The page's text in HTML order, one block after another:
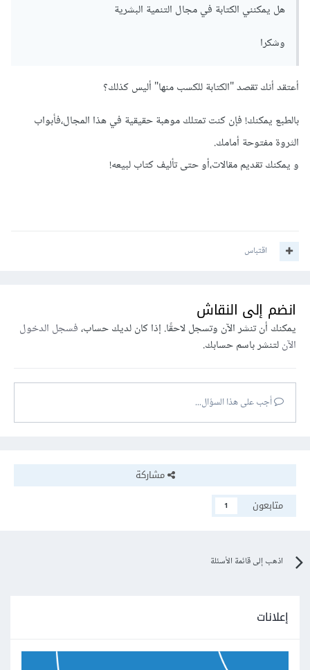
هل يمكنني الكتابة في مجال التنمية البشرية
وشكرا
أعتقد أنك تقصد "الكتابة للكسب منها" أليس كذلك؟
بالطبع يمكنك! فإن كنت تمتلك موهبة حقيقية في هذا المجال،فأبواب
الثروة مفتوحة أمامك.
و يمكنك تقديم مقالات،أو حتى تأليف كتاب لبيعه!
اقتباس
انضم إلى النقاش
يمكنك أن تنشر الآن وتسجل لاحقًا. إذا كان لديك حساب،فسجل الدخول
الآنلتنشر باسم حسابك.
أجب على هذا السؤال...
مشاركة
متابعون
1
اذهب إلى قائمة الأسئلة
إعلانات